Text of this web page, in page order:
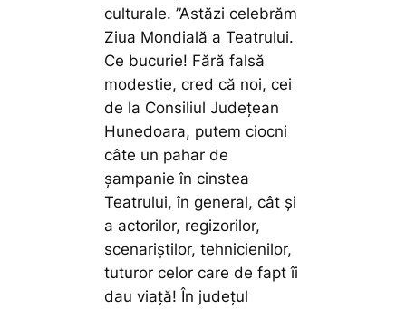
culturale.”Astăzi celebrăm
Ziua Mondială a Teatrului.
Ce bucurie! Fără falsă
modestie, cred că noi, cei
de la Consiliul Județean
Hunedoara, putem ciocni
câte un pahar de
șampanie în cinstea
Teatrului, în general, cât și
a actorilor, regizorilor,
scenariștilor, tehnicienilor,
tuturor celor care de fapt îi
dau viață! În județul